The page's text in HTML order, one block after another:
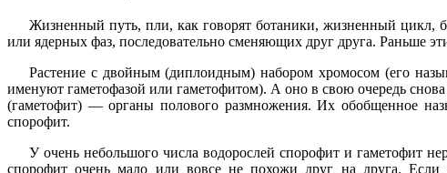
Жизненный путь, пли, как говорят ботаники, жизненный цикл,
или ядерных фаз, последовательно сменяющих друг друга. Раньше
Растение с двойным (диплоидным) набором хромосом (его
именуют гаметофазой или гаметофитом). А оно в свою очередь
(гаметофит) — органы полового размножения. Их обобщенное
спорофит.
У очень небольшого числа водорослей спорофит и гаметофит
спорофит очень мало или вовсе не похожи друг на друга. Если